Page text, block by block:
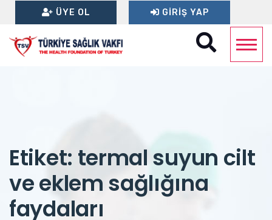
ÜYE OL GIRIŞ YAP
Etiket: termal suyun cilt
ve eklem sağlığına
faydaları